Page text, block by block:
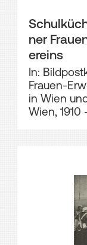
ner
ereins
In:
Frauen-
in Wien
Wien, 1910